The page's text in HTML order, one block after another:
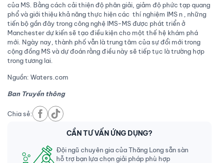
của MS. Bằng cách cải thiện độ phân giải, giảm độ phức tạp quang
phổ và giới thiệu khả năng thực hiện các thí nghiệm IMS n , những
tiến bộ gần đây trong công nghệ IMS-MS được phát triển ở
Manchester dự kiến ​​sẽ tạo điều kiện cho một thế hệ khám phá
mới. Ngày nay, thành phố vẫn là trung tâm của sự đổi mới trong
cộng đồng MS và dự đoán rằng điều này sẽ tiếp tục là trường hợp
trong tương lai.
Nguồn: Waters.com
Ban Truyền thông
Chia sẻ:
CẦN TƯ VẤN ỨNG DỤNG?
Đội ngũ chuyên gia của Thăng Long sẵn sàn
hỗ trợ bạn lựa chọn giải pháp phù hợp